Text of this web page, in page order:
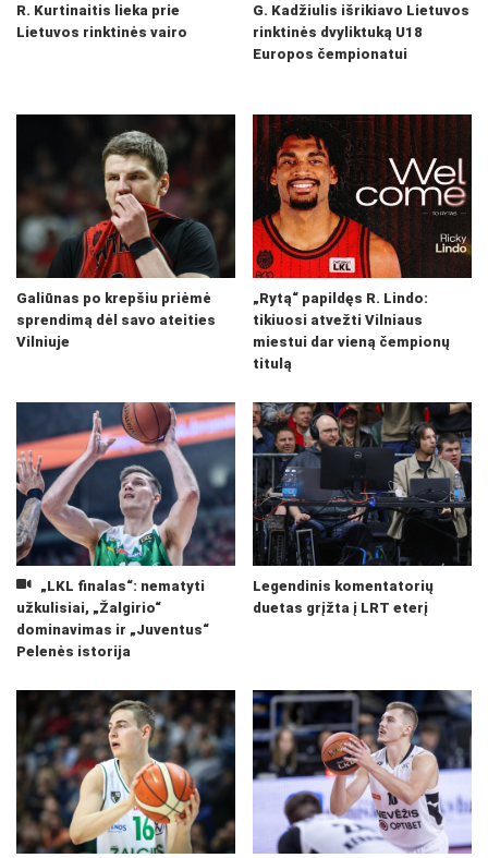
R. Kurtinaitis lieka prie
Lietuvos rinktinės vairo
G. Kadžiulis išrikiavo Lietuvos
rinktinės dvyliktuką U18
Europos čempionatui
Galiūnas po krepšiu priėmė
sprendimą dėl savo ateities
Vilniuje
„Rytą“ papildęs R. Lindo:
tikiuosi atvežti Vilniaus
miestui dar vieną čempionų
titulą
„LKL finalas“: nematyti
užkulisiai, „Žalgirio“
dominavimas ir „Juventus“
Pelenės istorija
Legendinis komentatorių
duetas grįžta į LRT eterį